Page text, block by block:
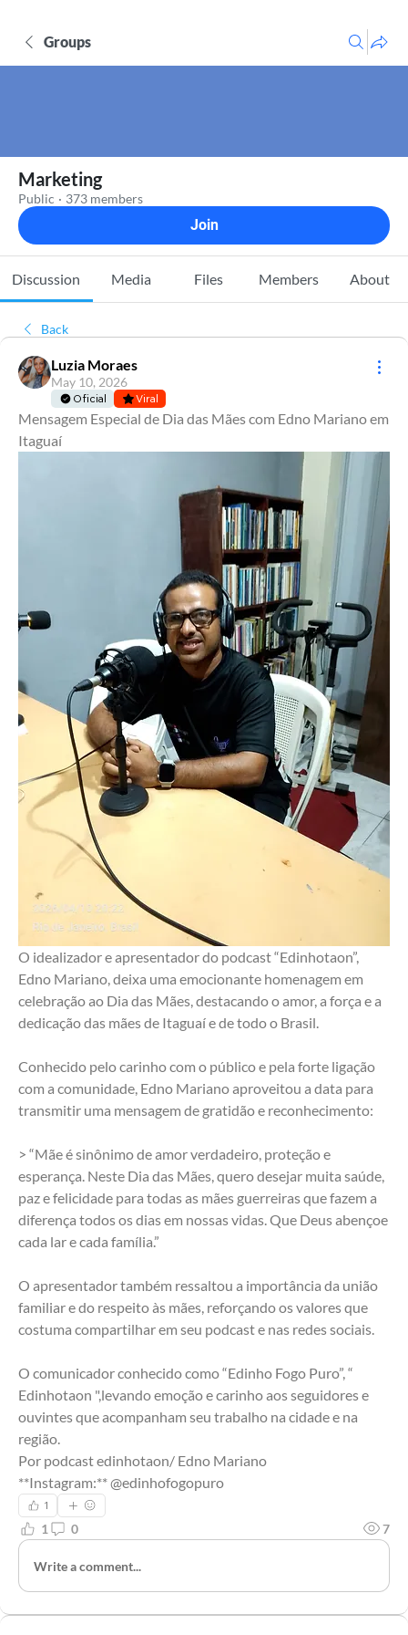
Groups
Marketing
Public · 373 members
Join
Discussion Media Files Members About
Back
Luzia Moraes
May 10, 2026
Oficial Viral
Mensagem Especial de Dia das Mães com Edno Mariano em
Itaguaí
O idealizador e apresentador do podcast “Edinhotaon”,
Edno Mariano, deixa uma emocionante homenagem em
celebração ao Dia das Mães, destacando o amor, a força e a
dedicação das mães de Itaguaí e de todo o Brasil.
Conhecido pelo carinho com o público e pela forte ligação
com a comunidade, Edno Mariano aproveitou a data para
transmitir uma mensagem de gratidão e reconhecimento:
> “Mãe é sinônimo de amor verdadeiro, proteção e
esperança. Neste Dia das Mães, quero desejar muita saúde,
paz e felicidade para todas as mães guerreiras que fazem a
diferença todos os dias em nossas vidas. Que Deus abençoe
cada lar e cada família.”
O apresentador também ressaltou a importância da união
familiar e do respeito às mães, reforçando os valores que
costuma compartilhar em seu podcast e nas redes sociais.
O comunicador conhecido como “Edinho Fogo Puro”, “
Edinhotaon ",levando emoção e carinho aos seguidores e
ouvintes que acompanham seu trabalho na cidade e na
região.
Por podcast edinhotaon/ Edno Mariano
**Instagram:** @edinhofogopuro
1
1 0 7
Write a comment...